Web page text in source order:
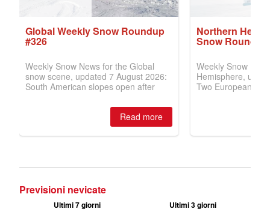
Previsioni nevicate
Ultimi 7 giorni Ultimi 3 giorni